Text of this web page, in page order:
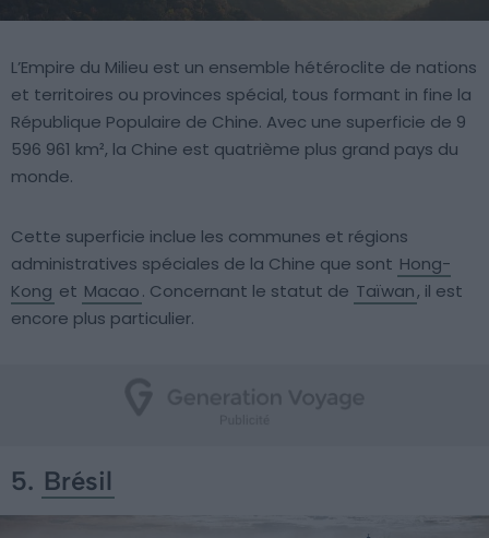
L’Empire du Milieu est un ensemble hétéroclite de nations
et territoires ou provinces spécial, tous formant in fine la
République Populaire de Chine. Avec une superficie de 9
596 961 km², la Chine est quatrième plus grand pays du
monde.
Cette superficie inclue les communes et régions
administratives spéciales de la Chine que sont Hong-
Kong et Macao. Concernant le statut de Taïwan, il est
encore plus particulier.
5. Brésil